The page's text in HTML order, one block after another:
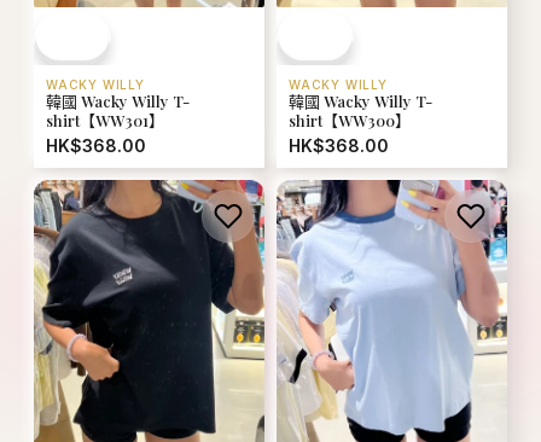
WACKY WILLY
韓國 Wacky Willy T-
shirt【WW301】
HK$368.00
WACKY WILLY
韓國 Wacky Willy T-
shirt【WW300】
HK$368.00